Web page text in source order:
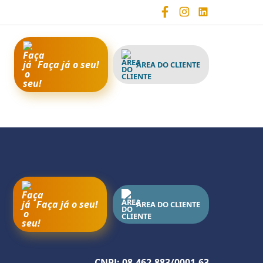
Faça já o seu! ÁREA DO CLIENTE
Faça já o seu! ÁREA DO CLIENTE